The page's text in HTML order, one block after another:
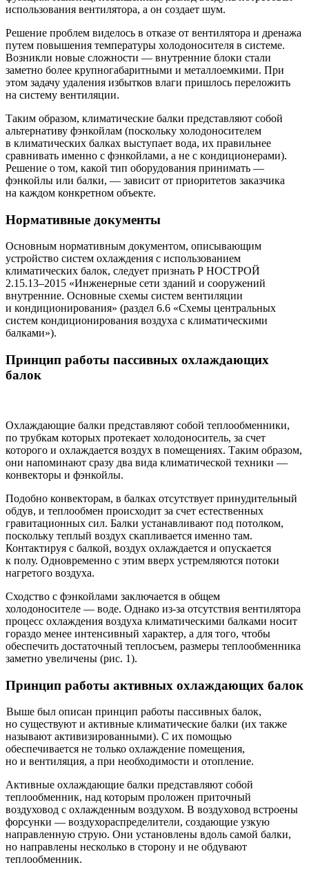
использования вентилятора, а он создает шум.
Решение проблем виделось в отказе от вентилятора и дренажа
путем повышения температуры холодоносителя в системе.
Возникли новые сложности — ​внутренние блоки стали
заметно более крупногабаритными и металлоемкими. При
этом задачу удаления избытков влаги пришлось переложить
на систему вентиляции.
Таким образом, климатические балки представляют собой
альтернативу фэнкойлам (поскольку холодоносителем
в климатических балках выступает вода, их правильнее
сравнивать именно с фэнкойлами, а не с кондиционерами).
Решение о том, какой тип оборудования принимать — ​
фэнкойлы или балки, — ​зависит от приоритетов заказчика
на каждом конкретном объекте.
Нормативные документы
Основным нормативным документом, описывающим
устройство систем охлаждения с использованием
климатических балок, следует признать Р НОСТРОЙ
2.15.13–2015 «Инженерные сети зданий и сооружений
внутренние. Основные схемы систем вентиляции
и кондиционирования» (раздел 6.6 «Схемы центральных
систем кондиционирования воздуха с климатическими
балками»).
Принцип работы пассивных охлаждающих
балок
Охлаждающие балки представляют собой теплообменники,
по трубкам которых протекает холодоноситель, за счет
которого и охлаждается воздух в помещениях. Таким образом,
они напоминают сразу два вида климатической техники — ​
конвекторы и фэнкойлы.
Подобно конвекторам, в балках отсутствует принудительный
обдув, и теплообмен происходит за счет естественных
гравитационных сил. Балки устанавливают под потолком,
поскольку теплый воздух скапливается именно там.
Контактируя с балкой, воздух охлаждается и опускается
к полу. Одновременно с этим вверх устремляются потоки
нагретого воздуха.
Сходство с фэнкойлами заключается в общем
холодоносителе — ​воде. Однако из-за отсутствия вентилятора
процесс охлаждения воздуха климатическими балками носит
гораздо менее интенсивный характер, а для того, чтобы
обеспечить достаточный теплосъем, размеры теплообменника
заметно увеличены (рис. 1).
Принцип работы активных охлаждающих балок
Выше был описан принцип работы пассивных балок,
но существуют и активные климатические балки (их также
называют активизированными). С их помощью
обеспечивается не только охлаждение помещения,
но и вентиляция, а при необходимости и отопление.
Активные охлаждающие балки представляют собой
теплообменник, над которым проложен приточный
воздуховод с охлажденным воздухом. В воздуховод встроены
форсунки — ​воздухораспределители, создающие узкую
направленную струю. Они установлены вдоль самой балки,
но направлены несколько в сторону и не обдувают
теплообменник.